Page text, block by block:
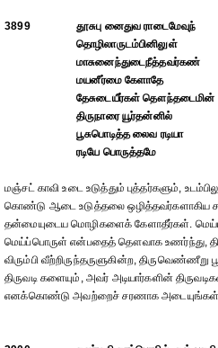
3899
தூசுபு னைதுவ ராடைமேவுந்
தொழிலாருடம்பினிலுள்
மாசுனைந்துடைநீத்தவர்கண்
மயனீர்மை கேளாதே
தேசுடையீர்கள் தௌந்தடைமின்
திருநாரை யூர்தன்னில்
பூசுபொடித்த லைவ ரடியா
ரடியே பொருத்தமே
மஞ்சட் காவி உடை உடுத்தும் புத்தர்களும்,
கொண்டு ஆடை உடுத்தலை ஒழித்தவர்களாகிய
தன்மையுடைய மொழிகளைக் கேளாதீர்கள்.
மெய்ப்பொருள் என்பதைத் தௌவாக உணர்ந்து,
விரும்பி வீற்றிருந்தருளுகின்ற, திருவெண்ணீறு
திருவடி களையும், அவர் அடியார்களின்
எனக்கொண்டு அவற்றைச் சரணாக